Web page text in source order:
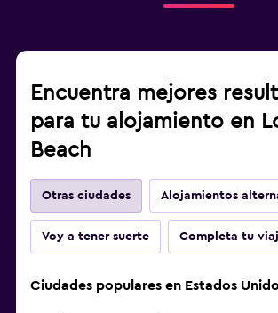
Encuentra mejores
para tu alojamiento en
Beach
Otras ciudades Alojamientos
Voy a tener suerte Completa tu
Ciudades populares en Estados